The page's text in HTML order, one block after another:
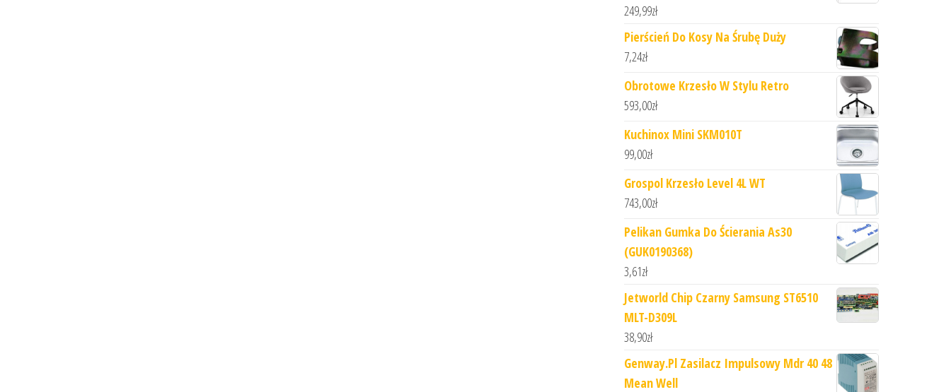
249,99zł
Pierścień Do Kosy Na Śrubę Duży
7,24zł
Obrotowe Krzesło W Stylu Retro
593,00zł
Kuchinox Mini SKM010T
99,00zł
Grospol Krzesło Level 4L WT
743,00zł
Pelikan Gumka Do Ścierania As30
(GUK0190368)
3,61zł
Jetworld Chip Czarny Samsung ST6510
MLT-D309L
38,90zł
Genway.Pl Zasilacz Impulsowy Mdr 40 48
Mean Well